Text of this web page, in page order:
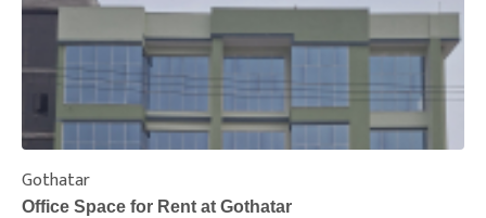
Gothatar
Office Space for Rent at Gothatar